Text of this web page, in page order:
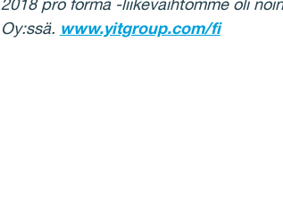
2018 pro forma ‑liikevaihtomme oli
Oy:ssä. www.yitgroup.com/fi